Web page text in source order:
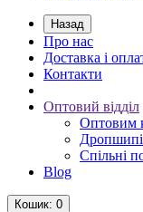
Назад
Про нас
Доставка і
Контакти
Оптовий відділ
Оптовим
Спільні
Blog
Кошик: 0